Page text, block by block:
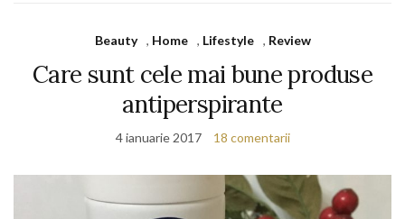
Beauty , Home , Lifestyle , Review
Care sunt cele mai bune produse
antiperspirante
4 ianuarie 2017 18 comentarii